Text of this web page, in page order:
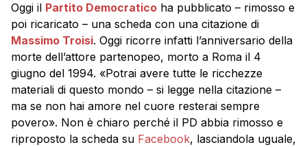
Oggi il Partito Democratico ha pubblicato – rimosso e
poi ricaricato – una scheda con una citazione di
Massimo Troisi. Oggi ricorre infatti l’anniversario della
morte dell’attore partenopeo, morto a Roma il 4
giugno del 1994. «Potrai avere tutte le ricchezze
materiali di questo mondo – si legge nella citazione –
ma se non hai amore nel cuore resterai sempre
povero». Non è chiaro perché il PD abbia rimosso e
riproposto la scheda su Facebook, lasciandola uguale,